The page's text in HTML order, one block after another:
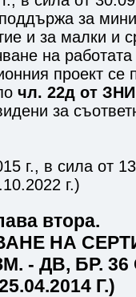
за
и за малки и
на
проект
чл. 22д от ЗНИ
за
г., в сила от
г.)
втора.
НА
- ДВ, БР. 36
Г.)